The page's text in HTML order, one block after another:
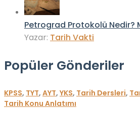
Petrograd Protokolü Nedir?
Yazar: Tarih Vakti
Popüler Gönderiler
KPSS, TYT, AYT, YKS, Tarih Dersleri,
Tarih Konu Anlatımı